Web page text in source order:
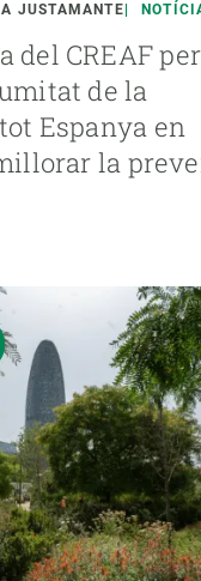
JUSTAMANTE
del CREAF
de la
Espanya en
la